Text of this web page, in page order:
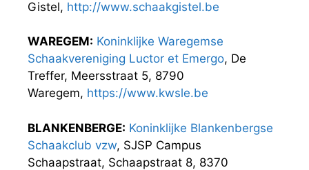
Gistel, http://www.schaakgistel.be
WAREGEM: Koninklijke Waregemse
Schaakvereniging Luctor et Emergo, De
Treffer, Meersstraat 5, 8790
Waregem, https://www.kwsle.be
BLANKENBERGE: Koninklijke Blankenbergse
Schaakclub vzw, SJSP Campus
Schaapstraat, Schaapstraat 8, 8370